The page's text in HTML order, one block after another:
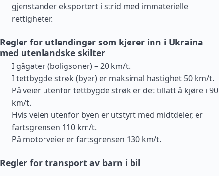
gjenstander eksportert i strid med immaterielle
rettigheter.
Regler for utlendinger som kjører inn i Ukraina
med utenlandske skilter
I gågater (boligsoner) – 20 km/t.
I tettbygde strøk (byer) er maksimal hastighet 50 km/t.
På veier utenfor tettbygde strøk er det tillatt å kjøre i 90
km/t.
Hvis veien utenfor byen er utstyrt med midtdeler, er
fartsgrensen 110 km/t.
På motorveier er fartsgrensen 130 km/t.
Regler for transport av barn i bil